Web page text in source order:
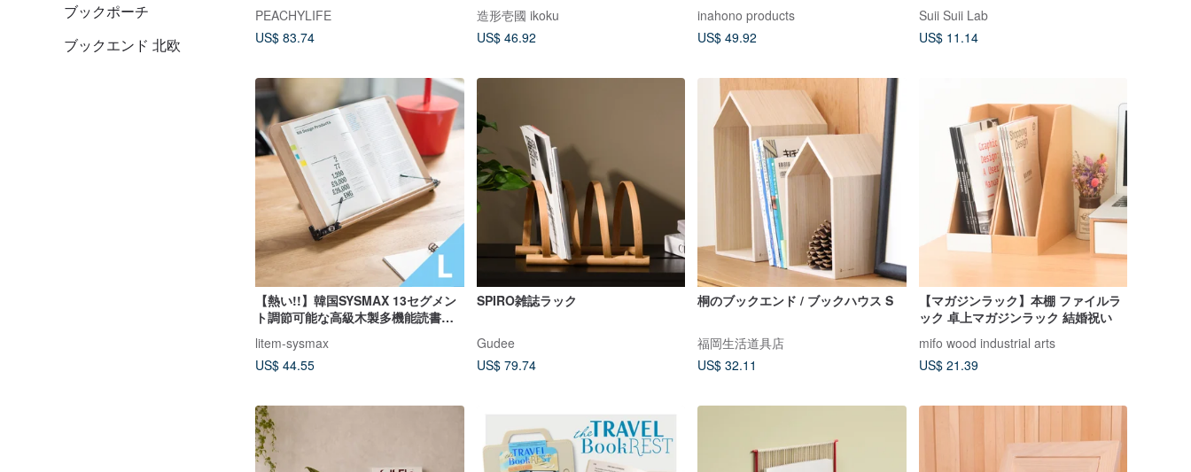
ブックポーチ
ブックエンド 北欧
PEACHYLIFE
US$ 83.74
造形壱國 ikoku
US$ 46.92
inahono products
US$ 49.92
Suii Suii Lab
US$ 11.14
【熱い!!】韓国SYSMAX 13セグメン
ト調節可能な高級木製多機能読書棚-
litem-sysmax
US$ 44.55
SPIRO雑誌ラック
Gudee
US$ 79.74
桐のブックエンド / ブックハウス S
福岡生活道具店
US$ 32.11
【マガジンラック】本棚 ファイルラ
ック 卓上マガジンラック 結婚祝い
mifo wood industrial arts
US$ 21.39